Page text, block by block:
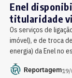
Enel
titularidade
Os serviços de
imóvel), e de troca
energia) da Enel no
Reportagem19/